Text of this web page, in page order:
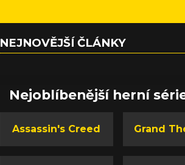
NEJNOVĚJŠÍ ČLÁNKY
Nejoblíbenější herní
Assassin's Creed Grand